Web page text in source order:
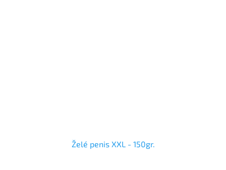
Želé penis XXL - 150gr.